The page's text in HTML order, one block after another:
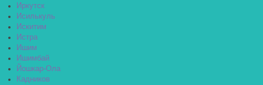
Иркутск
Исилькуль
Искитим
Истра
Ишим
Ишимбай
Йошкар-Ола
Кадников